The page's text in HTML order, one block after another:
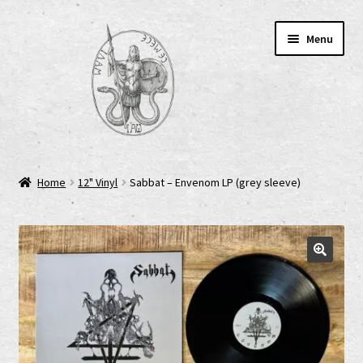
Menu
Cart
Checkout
Cookie-Richtlinie (EU)
Home 12" Vinyl Sabbat – Envenom LP (grey sleeve)